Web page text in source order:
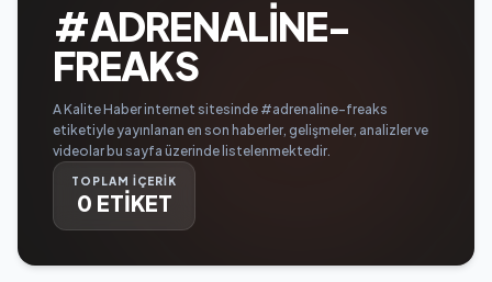
#ADRENALINE-
FREAKS
A Kalite Haber internet sitesinde #adrenaline-freaks
etiketiyle yayınlanan en son haberler, gelişmeler, analizler ve
videolar bu sayfa üzerinde listelenmektedir.
TOPLAM İÇERİK
0 ETİKET